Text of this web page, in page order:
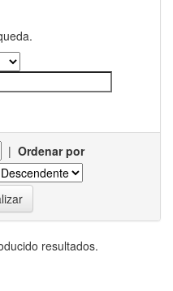
| Ordenar por
resultados.